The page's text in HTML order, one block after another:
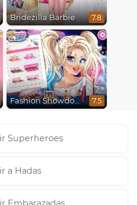
Bridezilla Barbie 7.8
Fashion Showdown Barbie and Harley 7.5
Superheroes
a Hadas